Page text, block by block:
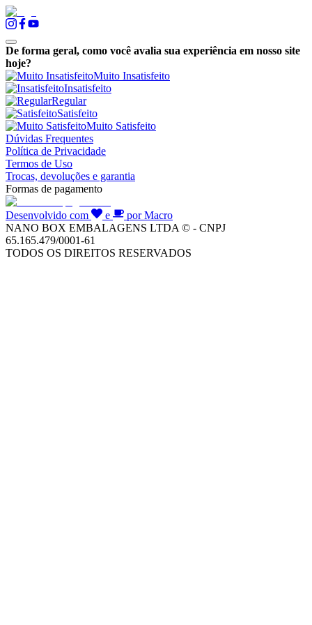
De forma geral, como você avalia sua experiência em nosso site
hoje?
Muito Insatisfeito
Insatisfeito
Regular
Satisfeito
Muito Satisfeito
Dúvidas Frequentes
Política de Privacidade
Termos de Uso
Trocas, devoluções e garantia
Formas de pagamento
Desenvolvido com e
por Macro
NANO BOX EMBALAGENS LTDA © - CNPJ
65.165.479/0001-61
TODOS OS DIREITOS RESERVADOS